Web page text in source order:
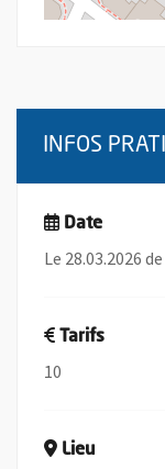
INFOS
Date
Le 28.03.2026
Tarifs
10
Lieu